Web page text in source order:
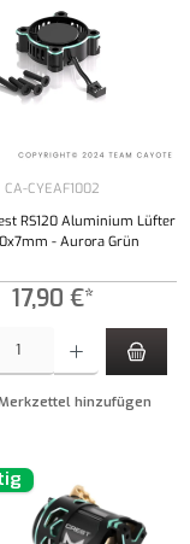
CA-CYEAF1002
RS120 Aluminium Lüfter
- Aurora Grün
17,90 €*
hinzufügen